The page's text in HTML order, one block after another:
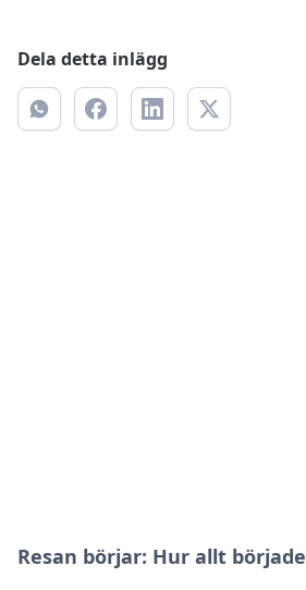
Dela detta inlägg
Resan börjar: Hur allt började